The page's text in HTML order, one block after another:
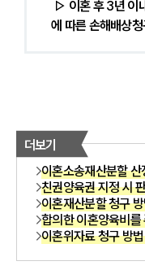
에 따른 손해배상
더보기
이혼소송재산분할
친권양육권 지정 시
이혼재산분할 청구
합의한 이혼양육비
이혼위자료 청구 방